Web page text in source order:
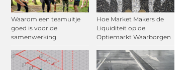
Waarom een teamuitje
goed is voor de
samenwerking
Hoe Market Makers de
Liquiditeit op de
Optiemarkt Waarborgen